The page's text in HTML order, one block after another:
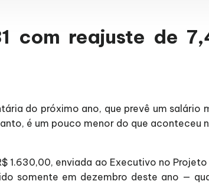
com reajuste de
do próximo ano, que prevê um salário
é um pouco menor do que aconteceu
1.630,00, enviada ao Executivo no Projeto
somente em dezembro deste ano —